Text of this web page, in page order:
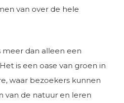
van over de hele
meer dan alleen een
is een oase van groen in
waar bezoekers kunnen
van de natuur en leren